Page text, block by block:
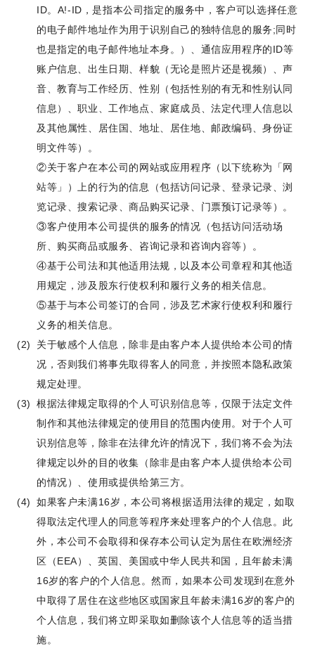
ID。A!-ID，是指本公司指定的服务中，客户可以选择任意
的电子邮件地址作为用于识别自己的独特信息的服务;同时
也是指定的电子邮件地址本身。）、通信应用程序的ID等
账户信息、出生日期、样貌（无论是照片还是视频）、声
音、教育与工作经历、性别（包括性别的有无和性别认同
信息）、职业、工作地点、家庭成员、法定代理人信息以
及其他属性、居住国、地址、居住地、邮政编码、身份证
明文件等）。
②关于客户在本公司的网站或应用程序（以下统称为「网
站等」）上的行为的信息（包括访问记录、登录记录、浏
览记录、搜索记录、商品购买记录、门票预订记录等）。
③客户使用本公司提供的服务的情况（包括访问活动场
所、购买商品或服务、咨询记录和咨询内容等）。
④基于公司法和其他适用法规，以及本公司章程和其他适
用规定，涉及股东行使权利和履行义务的相关信息。
⑤基于与本公司签订的合同，涉及艺术家行使权利和履行
义务的相关信息。
关于敏感个人信息，除非是由客户本人提供给本公司的情
况，否则我们将事先取得客人的同意，并按照本隐私政策
规定处理。
根据法律规定取得的个人可识别信息等，仅限于法定文件
制作和其他法律规定的使用目的范围内使用。对于个人可
识别信息等，除非在法律允许的情况下，我们将不会为法
律规定以外的目的收集（除非是由客户本人提供给本公司
的情况）、使用或提供给第三方。
如果客户未满16岁，本公司将根据适用法律的规定，如取
得取法定代理人的同意等程序来处理客户的个人信息。此
外，本公司不会取得和保存本公司认定为居住在欧洲经济
区（EEA）、英国、美国或中华人民共和国，且年龄未满
16岁的客户的个人信息。然而，如果本公司发现到在意外
中取得了居住在这些地区或国家且年龄未满16岁的客户的
个人信息，我们将立即采取如删除该个人信息等的适当措
施。